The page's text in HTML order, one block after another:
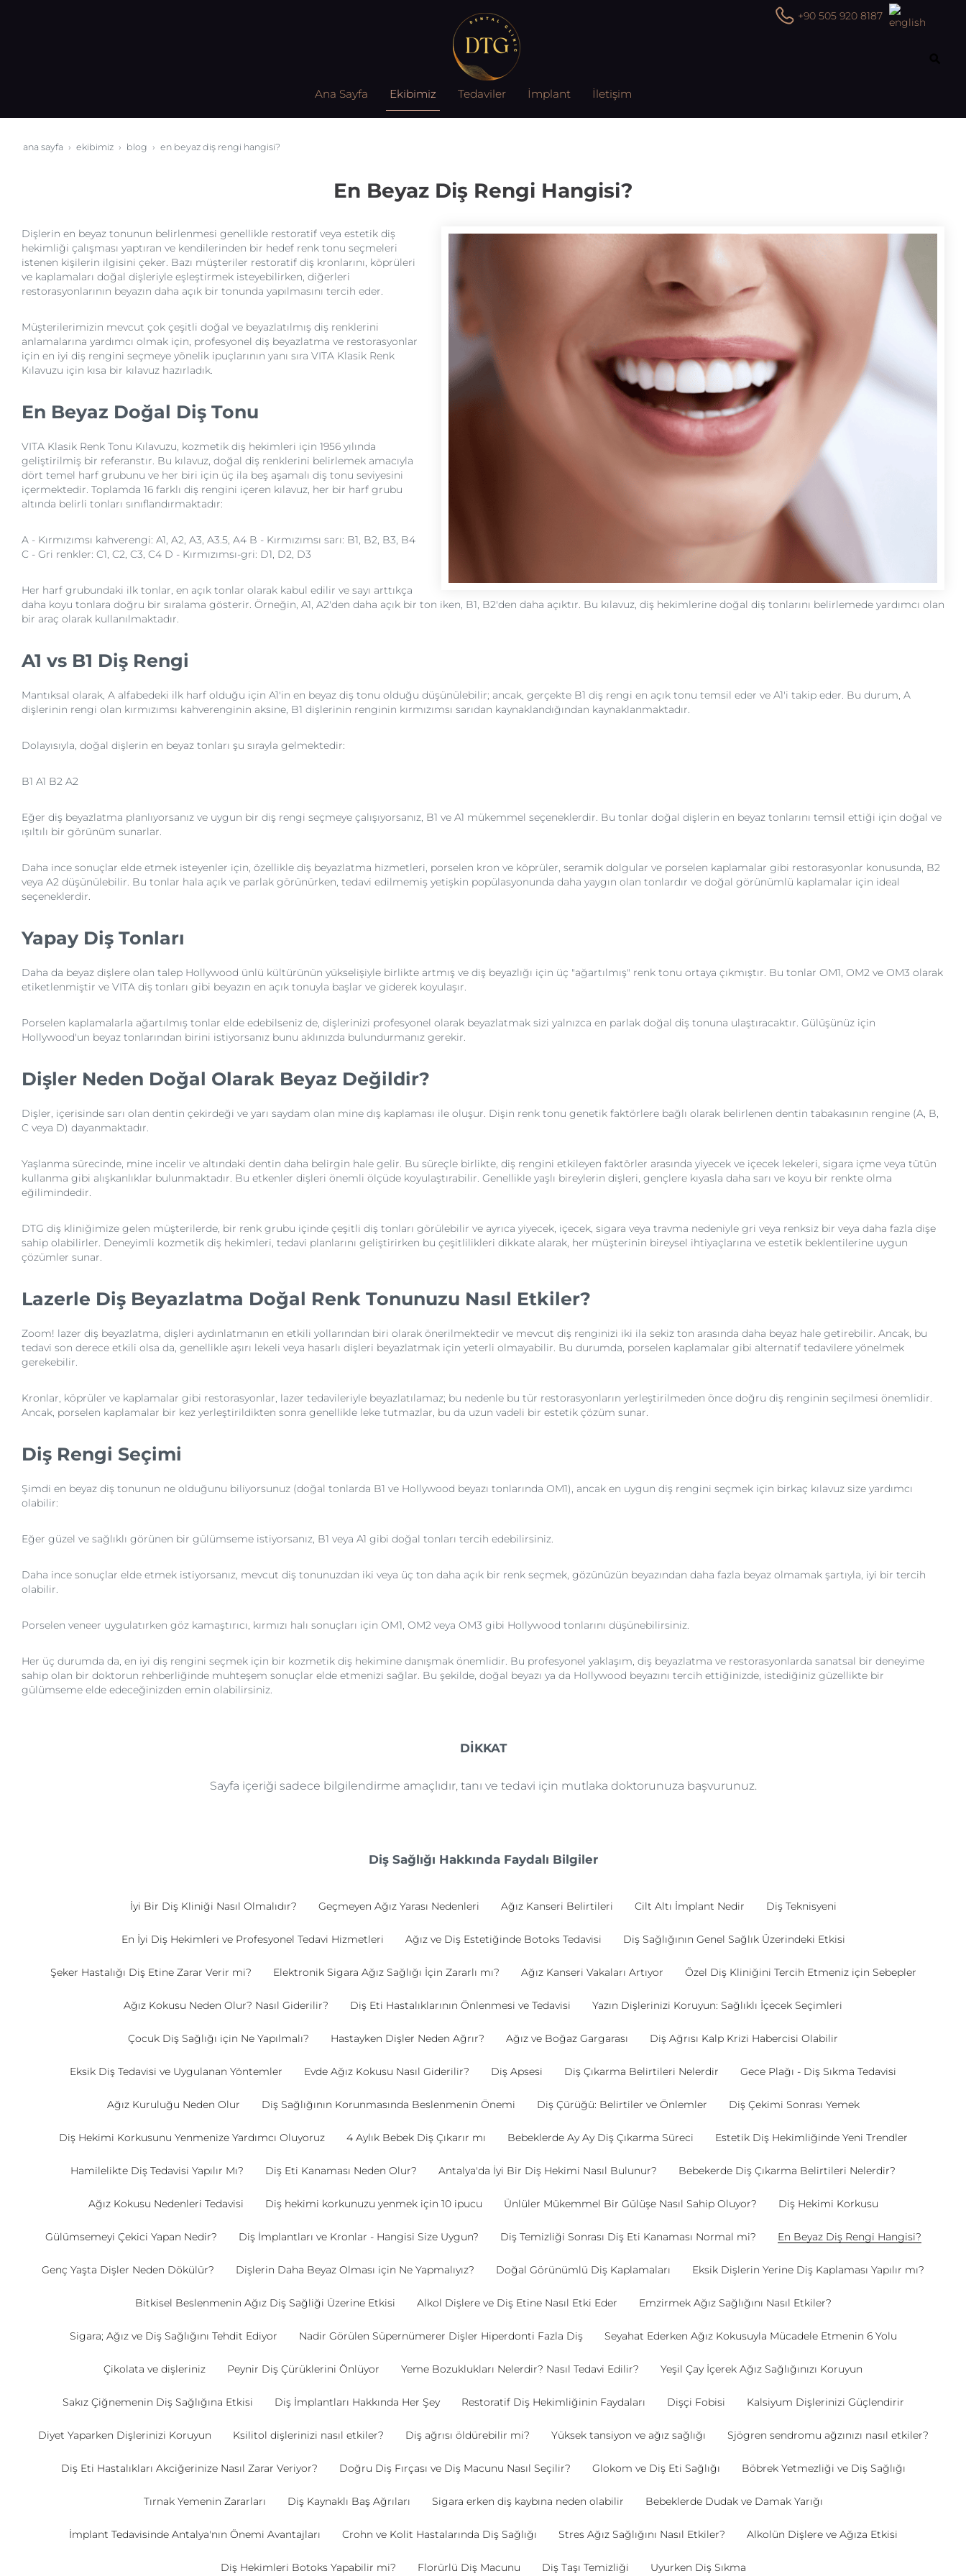
+90 505 920 8187
Ana Sayfa Ekibimiz Tedaviler İmplant İletişim
ana sayfa ekibimiz blog en beyaz diş rengi hangisi?
En Beyaz Diş Rengi Hangisi?
Dişlerin en beyaz tonunun belirlenmesi genellikle restoratif veya estetik diş
hekimliği çalışması yaptıran ve kendilerinden bir hedef renk tonu seçmeleri
istenen kişilerin ilgisini çeker. Bazı müşteriler restoratif diş kronlarını, köprüleri
ve kaplamaları doğal dişleriyle eşleştirmek isteyebilirken, diğerleri
restorasyonlarının beyazın daha açık bir tonunda yapılmasını tercih eder.
Müşterilerimizin mevcut çok çeşitli doğal ve beyazlatılmış diş renklerini
anlamalarına yardımcı olmak için, profesyonel diş beyazlatma ve restorasyonlar
için en iyi diş rengini seçmeye yönelik ipuçlarının yanı sıra VITA Klasik Renk
Kılavuzu için kısa bir kılavuz hazırladık.
En Beyaz Doğal Diş Tonu
VITA Klasik Renk Tonu Kılavuzu, kozmetik diş hekimleri için 1956 yılında
geliştirilmiş bir referanstır. Bu kılavuz, doğal diş renklerini belirlemek amacıyla
dört temel harf grubunu ve her biri için üç ila beş aşamalı diş tonu seviyesini
içermektedir. Toplamda 16 farklı diş rengini içeren kılavuz, her bir harf grubu
altında belirli tonları sınıflandırmaktadır:
A - Kırmızımsı kahverengi: A1, A2, A3, A3.5, A4 B - Kırmızımsı sarı: B1, B2, B3, B4
C - Gri renkler: C1, C2, C3, C4 D - Kırmızımsı-gri: D1, D2, D3
Her harf grubundaki ilk tonlar, en açık tonlar olarak kabul edilir ve sayı arttıkça
daha koyu tonlara doğru bir sıralama gösterir. Örneğin, A1, A2'den daha açık bir ton iken, B1, B2'den daha açıktır. Bu kılavuz, diş hekimlerine doğal diş tonlarını belirlemede yardımcı olan
bir araç olarak kullanılmaktadır.
A1 vs B1 Diş Rengi
Mantıksal olarak, A alfabedeki ilk harf olduğu için A1'in en beyaz diş tonu olduğu düşünülebilir; ancak, gerçekte B1 diş rengi en açık tonu temsil eder ve A1'i takip eder. Bu durum, A
dişlerinin rengi olan kırmızımsı kahverenginin aksine, B1 dişlerinin renginin kırmızımsı sarıdan kaynaklandığından kaynaklanmaktadır.
Dolayısıyla, doğal dişlerin en beyaz tonları şu sırayla gelmektedir:
B1 A1 B2 A2
Eğer diş beyazlatma planlıyorsanız ve uygun bir diş rengi seçmeye çalışıyorsanız, B1 ve A1 mükemmel seçeneklerdir. Bu tonlar doğal dişlerin en beyaz tonlarını temsil ettiği için doğal ve
ışıltılı bir görünüm sunarlar.
Daha ince sonuçlar elde etmek isteyenler için, özellikle diş beyazlatma hizmetleri, porselen kron ve köprüler, seramik dolgular ve porselen kaplamalar gibi restorasyonlar konusunda, B2
veya A2 düşünülebilir. Bu tonlar hala açık ve parlak görünürken, tedavi edilmemiş yetişkin popülasyonunda daha yaygın olan tonlardır ve doğal görünümlü kaplamalar için ideal
seçeneklerdir.
Yapay Diş Tonları
Daha da beyaz dişlere olan talep Hollywood ünlü kültürünün yükselişiyle birlikte artmış ve diş beyazlığı için üç "ağartılmış" renk tonu ortaya çıkmıştır. Bu tonlar OM1, OM2 ve OM3 olarak
etiketlenmiştir ve VITA diş tonları gibi beyazın en açık tonuyla başlar ve giderek koyulaşır.
Porselen kaplamalarla ağartılmış tonlar elde edebilseniz de, dişlerinizi profesyonel olarak beyazlatmak sizi yalnızca en parlak doğal diş tonuna ulaştıracaktır. Gülüşünüz için
Hollywood'un beyaz tonlarından birini istiyorsanız bunu aklınızda bulundurmanız gerekir.
Dişler Neden Doğal Olarak Beyaz Değildir?
Dişler, içerisinde sarı olan dentin çekirdeği ve yarı saydam olan mine dış kaplaması ile oluşur. Dişin renk tonu genetik faktörlere bağlı olarak belirlenen dentin tabakasının rengine (A, B,
C veya D) dayanmaktadır.
Yaşlanma sürecinde, mine incelir ve altındaki dentin daha belirgin hale gelir. Bu süreçle birlikte, diş rengini etkileyen faktörler arasında yiyecek ve içecek lekeleri, sigara içme veya tütün
kullanma gibi alışkanlıklar bulunmaktadır. Bu etkenler dişleri önemli ölçüde koyulaştırabilir. Genellikle yaşlı bireylerin dişleri, gençlere kıyasla daha sarı ve koyu bir renkte olma
eğilimindedir.
DTG diş kliniğimize gelen müşterilerde, bir renk grubu içinde çeşitli diş tonları görülebilir ve ayrıca yiyecek, içecek, sigara veya travma nedeniyle gri veya renksiz bir veya daha fazla dişe
sahip olabilirler. Deneyimli kozmetik diş hekimleri, tedavi planlarını geliştirirken bu çeşitlilikleri dikkate alarak, her müşterinin bireysel ihtiyaçlarına ve estetik beklentilerine uygun
çözümler sunar.
Lazerle Diş Beyazlatma Doğal Renk Tonunuzu Nasıl Etkiler?
Zoom! lazer diş beyazlatma, dişleri aydınlatmanın en etkili yollarından biri olarak önerilmektedir ve mevcut diş renginizi iki ila sekiz ton arasında daha beyaz hale getirebilir. Ancak, bu
tedavi son derece etkili olsa da, genellikle aşırı lekeli veya hasarlı dişleri beyazlatmak için yeterli olmayabilir. Bu durumda, porselen kaplamalar gibi alternatif tedavilere yönelmek
gerekebilir.
Kronlar, köprüler ve kaplamalar gibi restorasyonlar, lazer tedavileriyle beyazlatılamaz; bu nedenle bu tür restorasyonların yerleştirilmeden önce doğru diş renginin seçilmesi önemlidir.
Ancak, porselen kaplamalar bir kez yerleştirildikten sonra genellikle leke tutmazlar, bu da uzun vadeli bir estetik çözüm sunar.
Diş Rengi Seçimi
Şimdi en beyaz diş tonunun ne olduğunu biliyorsunuz (doğal tonlarda B1 ve Hollywood beyazı tonlarında OM1), ancak en uygun diş rengini seçmek için birkaç kılavuz size yardımcı
olabilir:
Eğer güzel ve sağlıklı görünen bir gülümseme istiyorsanız, B1 veya A1 gibi doğal tonları tercih edebilirsiniz.
Daha ince sonuçlar elde etmek istiyorsanız, mevcut diş tonunuzdan iki veya üç ton daha açık bir renk seçmek, gözünüzün beyazından daha fazla beyaz olmamak şartıyla, iyi bir tercih
olabilir.
Porselen veneer uygulatırken göz kamaştırıcı, kırmızı halı sonuçları için OM1, OM2 veya OM3 gibi Hollywood tonlarını düşünebilirsiniz.
Her üç durumda da, en iyi diş rengini seçmek için bir kozmetik diş hekimine danışmak önemlidir. Bu profesyonel yaklaşım, diş beyazlatma ve restorasyonlarda sanatsal bir deneyime
sahip olan bir doktorun rehberliğinde muhteşem sonuçlar elde etmenizi sağlar. Bu şekilde, doğal beyazı ya da Hollywood beyazını tercih ettiğinizde, istediğiniz güzellikte bir
gülümseme elde edeceğinizden emin olabilirsiniz.
DİKKAT
Sayfa içeriği sadece bilgilendirme amaçlıdır, tanı ve tedavi için mutlaka doktorunuza başvurunuz.
Diş Sağlığı Hakkında Faydalı Bilgiler
İyi Bir Diş Kliniği Nasıl Olmalıdır? Geçmeyen Ağız Yarası Nedenleri Ağız Kanseri Belirtileri Cilt Altı İmplant Nedir Diş Teknisyeni
En İyi Diş Hekimleri ve Profesyonel Tedavi Hizmetleri Ağız ve Diş Estetiğinde Botoks Tedavisi Diş Sağlığının Genel Sağlık Üzerindeki Etkisi
Şeker Hastalığı Diş Etine Zarar Verir mi? Elektronik Sigara Ağız Sağlığı İçin Zararlı mı? Ağız Kanseri Vakaları Artıyor Özel Diş Kliniğini Tercih Etmeniz için Sebepler
Ağız Kokusu Neden Olur? Nasıl Giderilir? Diş Eti Hastalıklarının Önlenmesi ve Tedavisi Yazın Dişlerinizi Koruyun: Sağlıklı İçecek Seçimleri
Çocuk Diş Sağlığı için Ne Yapılmalı? Hastayken Dişler Neden Ağrır? Ağız ve Boğaz Gargarası Diş Ağrısı Kalp Krizi Habercisi Olabilir
Eksik Diş Tedavisi ve Uygulanan Yöntemler Evde Ağız Kokusu Nasıl Giderilir? Diş Apsesi Diş Çıkarma Belirtileri Nelerdir Gece Plağı - Diş Sıkma Tedavisi
Ağız Kuruluğu Neden Olur Diş Sağlığının Korunmasında Beslenmenin Önemi Diş Çürüğü: Belirtiler ve Önlemler Diş Çekimi Sonrası Yemek
Diş Hekimi Korkusunu Yenmenize Yardımcı Oluyoruz 4 Aylık Bebek Diş Çıkarır mı Bebeklerde Ay Ay Diş Çıkarma Süreci Estetik Diş Hekimliğinde Yeni Trendler
Hamilelikte Diş Tedavisi Yapılır Mı? Diş Eti Kanaması Neden Olur? Antalya'da İyi Bir Diş Hekimi Nasıl Bulunur? Bebekerde Diş Çıkarma Belirtileri Nelerdir?
Ağız Kokusu Nedenleri Tedavisi Diş hekimi korkunuzu yenmek için 10 ipucu Ünlüler Mükemmel Bir Gülüşe Nasıl Sahip Oluyor? Diş Hekimi Korkusu
Gülümsemeyi Çekici Yapan Nedir? Diş İmplantları ve Kronlar - Hangisi Size Uygun? Diş Temizliği Sonrası Diş Eti Kanaması Normal mi? En Beyaz Diş Rengi Hangisi?
Genç Yaşta Dişler Neden Dökülür? Dişlerin Daha Beyaz Olması için Ne Yapmalıyız? Doğal Görünümlü Diş Kaplamaları Eksik Dişlerin Yerine Diş Kaplaması Yapılır mı?
Bitkisel Beslenmenin Ağız Diş Sağliği Üzerine Etkisi Alkol Dişlere ve Diş Etine Nasıl Etki Eder Emzirmek Ağız Sağlığını Nasıl Etkiler?
Sigara; Ağız ve Diş Sağlığını Tehdit Ediyor Nadir Görülen Süpernümerer Dişler Hiperdonti Fazla Diş Seyahat Ederken Ağız Kokusuyla Mücadele Etmenin 6 Yolu
Çikolata ve dişleriniz Peynir Diş Çürüklerini Önlüyor Yeme Bozuklukları Nelerdir? Nasıl Tedavi Edilir? Yeşil Çay İçerek Ağız Sağlığınızı Koruyun
Sakız Çiğnemenin Diş Sağlığına Etkisi Diş İmplantları Hakkında Her Şey Restoratif Diş Hekimliğinin Faydaları Dişçi Fobisi Kalsiyum Dişlerinizi Güçlendirir
Diyet Yaparken Dişlerinizi Koruyun Ksilitol dişlerinizi nasıl etkiler? Diş ağrısı öldürebilir mi? Yüksek tansiyon ve ağız sağlığı Sjögren sendromu ağzınızı nasıl etkiler?
Diş Eti Hastalıkları Akciğerinize Nasıl Zarar Veriyor? Doğru Diş Fırçası ve Diş Macunu Nasıl Seçilir? Glokom ve Diş Eti Sağlığı Böbrek Yetmezliği ve Diş Sağlığı
Tırnak Yemenin Zararları Diş Kaynaklı Baş Ağrıları Sigara erken diş kaybına neden olabilir Bebeklerde Dudak ve Damak Yarığı
İmplant Tedavisinde Antalya'nın Önemi Avantajları Crohn ve Kolit Hastalarında Diş Sağlığı Stres Ağız Sağlığını Nasıl Etkiler? Alkolün Dişlere ve Ağıza Etkisi
Diş Hekimleri Botoks Yapabilir mi? Florürlü Diş Macunu Diş Taşı Temizliği Uyurken Diş Sıkma